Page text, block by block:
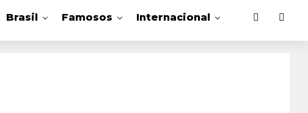
NOSSAS REDES APP TV SBT
Brasil Famosos Internacional